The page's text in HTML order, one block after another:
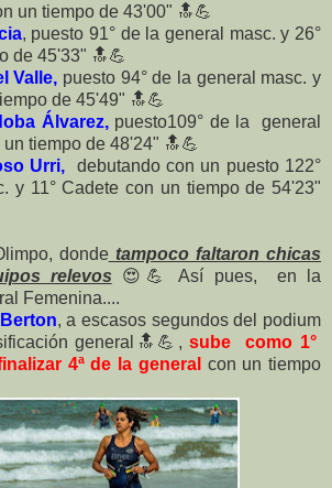
un tiempo de 43'00" 🔝💪
, puesto 91° de la general masc. y 26°
de 45'33" 🔝💪
Valle, puesto 94° de la general masc. y
de 45'49" 🔝💪
Álvarez,puesto109° de la general
un tiempo de 48'24" 🔝💪
Urri, debutando con un puesto 122°
y 11° Cadete con un tiempo de 54'23"
dondetampoco faltaron chicas
relevos
😍💪 Así pues, en la
Femenina....
, a escasos segundos del podium
general🔝💪,sube como 1°
4ª de la general con un tiempo